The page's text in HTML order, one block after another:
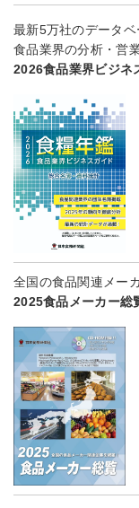
最新5万社のデータベ
食品業界の分析・営
2026食品業界ビジネ
全国の食品関連メ
2025食品メーカー総